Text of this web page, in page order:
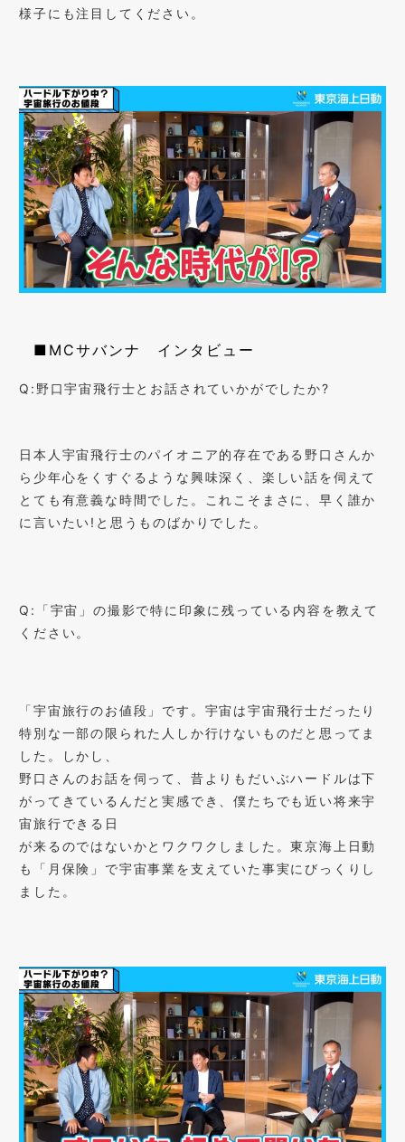
様子にも注目してください。
■MCサバンナ インタビュー
Q:野口宇宙飛行士とお話されていかがでしたか?
日本人宇宙飛行士のパイオニア的存在である野口さんか
ら少年心をくすぐるような興味深く、楽しい話を伺えて
とても有意義な時間でした。これこそまさに、早く誰か
に言いたい!と思うものばかりでした。
Q:「宇宙」の撮影で特に印象に残っている内容を教えて
ください。
「宇宙旅行のお値段」です。宇宙は宇宙飛行士だったり
特別な一部の限られた人しか行けないものだと思ってま
した。しかし、
野口さんのお話を伺って、昔よりもだいぶハードルは下
がってきているんだと実感でき、僕たちでも近い将来宇
宙旅行できる日
が来るのではないかとワクワクしました。東京海上日動
も「月保険」で宇宙事業を支えていた事実にびっくりし
ました。